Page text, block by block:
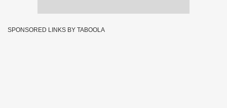
SPONSORED LINKS BY TABOOLA